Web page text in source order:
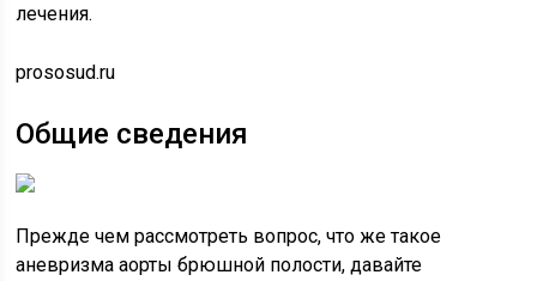
лечения.
prososud.ru
Общие сведения
Прежде чем рассмотреть вопрос, что же такое
аневризма аорты брюшной полости, давайте